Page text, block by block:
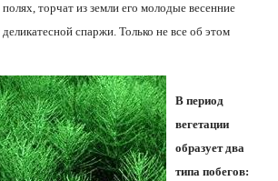
торчат из земли его молодые весенние
деликатесной спаржи. Только не все об этом
В период
вегетации
образует два
типа побегов: